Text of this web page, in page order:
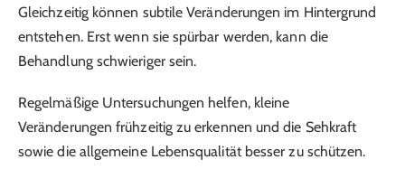
Gleichzeitig können subtile Veränderungen im Hintergrund
entstehen. Erst wenn sie spürbar werden, kann die
Behandlung schwieriger sein.
Regelmäßige Untersuchungen helfen, kleine
Veränderungen frühzeitig zu erkennen und die Sehkraft
sowie die allgemeine Lebensqualität besser zu schützen.